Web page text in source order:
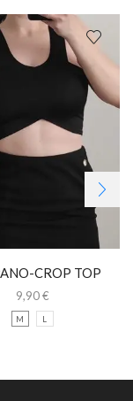
CROP TOP
CON SPALLINE
9,90€
M L